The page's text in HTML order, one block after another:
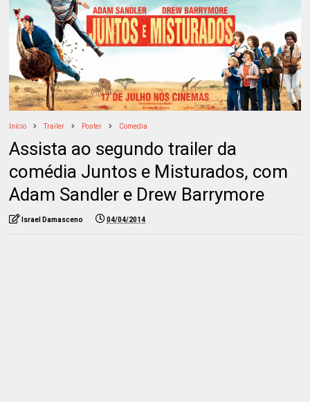
Início Trailer Poster Comedia
Assista ao segundo trailer da
comédia Juntos e Misturados, com
Adam Sandler e Drew Barrymore
Israel Damasceno 04/04/2014